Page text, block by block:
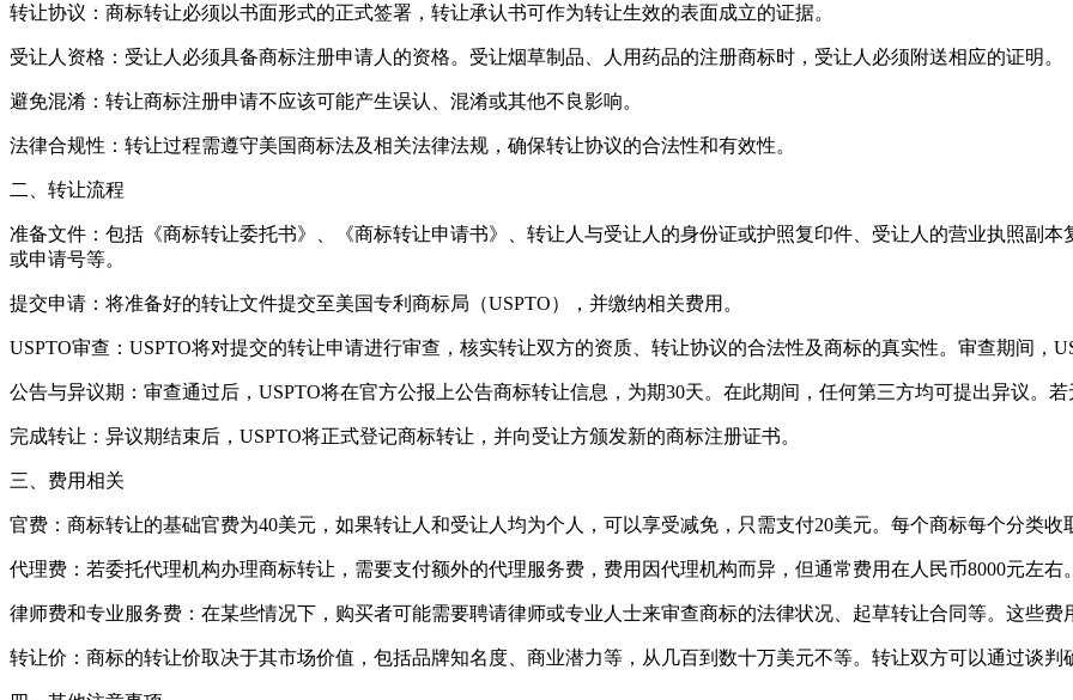
转让协议：商标转让必须以书面形式的正式签署，转让承认书可作为转让生效的表面成立的证据。
受让人资格：受让人必须具备商标注册申请人的资格。受让烟草制品、人用药品的注册商标时，受让人必须附送相应的证明。
避免混淆：转让商标注册申请不应该可能产生误认、混淆或其他不良影响。
法律合规性：转让过程需遵守美国商标法及相关法律法规，确保转让协议的合法性和有效性。
二、转让流程
准备文件：包括《商标转让委托书》、《商标转让申请书》、转让人与受让人的身份证或护照复印件、受让人的营业执照副
或申请号等。
提交申请：将准备好的转让文件提交至美国专利商标局（USPTO），并缴纳相关费用。
USPTO审查：USPTO将对提交的转让申请进行审查，核实转让双方的资质、转让协议的合法性及商标的真实性。审查期间，
公告与异议期：审查通过后，USPTO将在官方公报上公告商标转让信息，为期30天。在此期间，任何第三方均可提出异议。
完成转让：异议期结束后，USPTO将正式登记商标转让，并向受让方颁发新的商标注册证书。
三、费用相关
官费：商标转让的基础官费为40美元，如果转让人和受让人均为个人，可以享受减免，只需支付20美元。每个商标每个分类
代理费：若委托代理机构办理商标转让，需要支付额外的代理服务费，费用因代理机构而异，但通常费用在人民币8000元左右
律师费和专业服务费：在某些情况下，购买者可能需要聘请律师或专业人士来审查商标的法律状况、起草转让合同等。这些
转让价：商标的转让价取决于其市场价值，包括品牌知名度、商业潜力等，从几百到数十万美元不等。转让双方可以通过谈判